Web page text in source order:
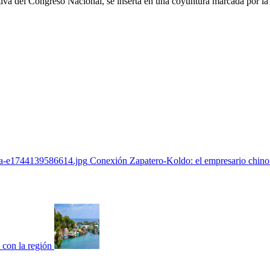
Conexión Zapatero-Koldo: el empresario
la región